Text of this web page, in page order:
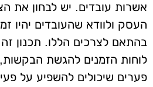
אשרות עובדים. יש לבחון את
העסק ולוודא שהעובדים יהיו
בהתאם לצרכים הללו. תכנון
לוחות הזמנים להגשת הבקשות,
פערים שיכולים להשפיע על